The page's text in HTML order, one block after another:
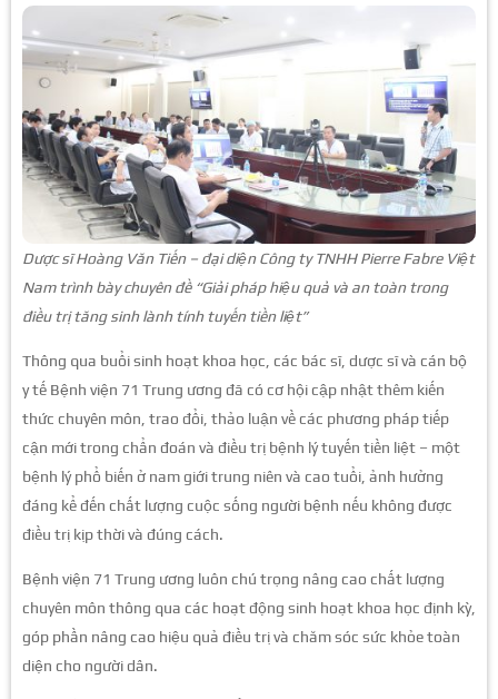
Dược sĩ Hoàng Văn Tiến – đại diện Công ty TNHH Pierre Fabre Việt
Nam trình bày chuyên đề “Giải pháp hiệu quả và an toàn trong
điều trị tăng sinh lành tính tuyến tiền liệt”
Thông qua buổi sinh hoạt khoa học, các bác sĩ, dược sĩ và cán bộ
y tế Bệnh viện 71 Trung ương đã có cơ hội cập nhật thêm kiến
thức chuyên môn, trao đổi, thảo luận về các phương pháp tiếp
cận mới trong chẩn đoán và điều trị bệnh lý tuyến tiền liệt – một
bệnh lý phổ biến ở nam giới trung niên và cao tuổi, ảnh hưởng
đáng kể đến chất lượng cuộc sống người bệnh nếu không được
điều trị kịp thời và đúng cách.
Bệnh viện 71 Trung ương luôn chú trọng nâng cao chất lượng
chuyên môn thông qua các hoạt động sinh hoạt khoa học định kỳ,
góp phần nâng cao hiệu quả điều trị và chăm sóc sức khỏe toàn
diện cho người dân.